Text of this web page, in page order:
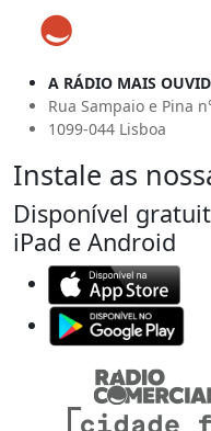
A RÁDIO MAIS
Rua Sampaio e Pina
1099-044 Lisboa
Instale as
Disponível
iPad e Android